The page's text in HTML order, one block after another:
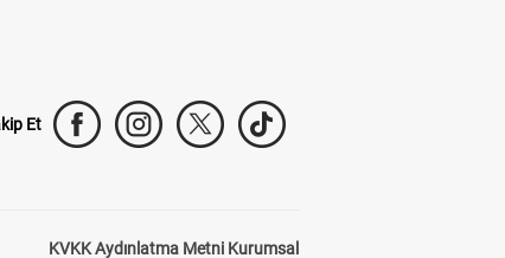
Et
KVKK Aydınlatma Metni Kurumsal